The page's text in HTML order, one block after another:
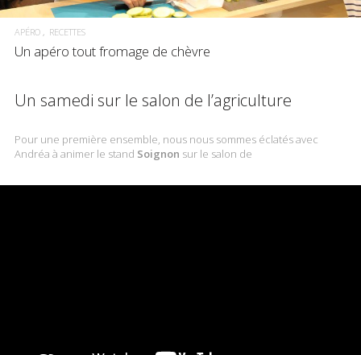
APÉRO RECETTES
Un apéro tout fromage de chèvre
Un samedi sur le salon de l’agriculture
Pour une première ensemble, nous nous sommes éclatés avec
Andréa à animer le stand Soignon sur le salon de